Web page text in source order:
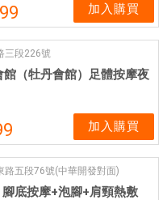
加入購買
三段226號
（牡丹會館）足體按摩夜
加入購買
路五段76號(中華開發對面)
底按摩+泡腳+肩頸熱敷